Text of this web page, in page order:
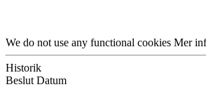
We do not use any functional cookies Mer
Historik
Beslut Datum